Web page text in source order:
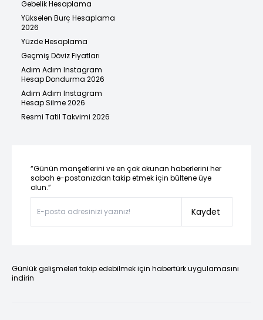
Gebelik Hesaplama
Yükselen Burç Hesaplama
2026
Yüzde Hesaplama
Geçmiş Döviz Fiyatları
Adım Adım Instagram
Hesap Dondurma 2026
Adım Adım Instagram
Hesap Silme 2026
Resmi Tatil Takvimi 2026
“Günün manşetlerini ve en çok okunan haberlerini her
sabah e-postanızdan takip etmek için bültene üye
olun.”
Kaydet
Günlük gelişmeleri takip edebilmek için habertürk uygulamasını
indirin